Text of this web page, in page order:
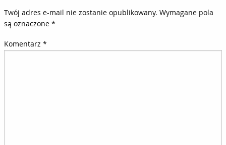
Twój adres e-mail nie zostanie opublikowany. Wymagane pola
są oznaczone *
Komentarz *